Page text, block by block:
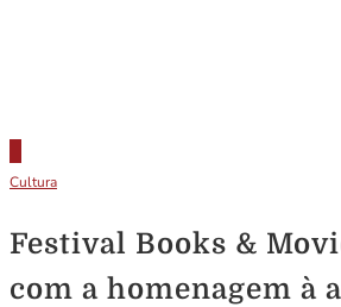
Cultura
Festival Books &
com a homenagem à